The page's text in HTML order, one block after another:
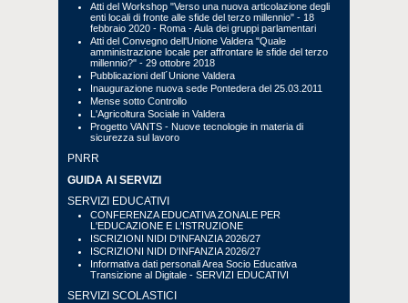
Atti del Workshop "Verso una nuova articolazione degli
enti locali di fronte alle sfide del terzo millennio" - 18
febbraio 2020 - Roma - Aula dei gruppi parlamentari
Atti del Convegno dell'Unione Valdera "Quale
amministrazione locale per affrontare le sfide del terzo
millennio?" - 29 ottobre 2018
Pubblicazioni dell´Unione Valdera
Inaugurazione nuova sede Pontedera del 25.03.2011
Mense sotto Controllo
L'Agricoltura Sociale in Valdera
Progetto VANTS - Nuove tecnologie in materia di
sicurezza sul lavoro
PNRR
GUIDA AI SERVIZI
SERVIZI EDUCATIVI
CONFERENZA EDUCATIVA ZONALE PER
L'EDUCAZIONE E L'ISTRUZIONE
ISCRIZIONI NIDI D'INFANZIA 2026/27
ISCRIZIONI NIDI D'INFANZIA 2026/27
Informativa dati personali Area Socio Educativa
Transizione al Digitale - SERVIZI EDUCATIVI
SERVIZI SCOLASTICI